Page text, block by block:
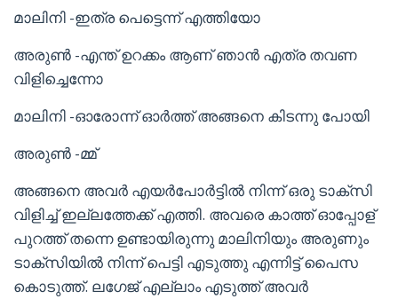
മാലിനി -ഇത്ര പെട്ടെന്ന് എത്തിയോ
അരുൺ -എന്ത് ഉറക്കം ആണ് ഞാൻ എത്ര തവണ
വിളിച്ചെന്നോ
മാലിനി -ഓരോന്ന് ഓർത്ത് അങ്ങനെ കിടന്നു പോയി
അരുൺ -മ്മ്
അങ്ങനെ അവർ എയർപോർട്ടിൽ നിന്ന് ഒരു ടാക്സി
വിളിച്ച് ഇല്ലത്തേക്ക് എത്തി. അവരെ കാത്ത് ഓപ്പോള്
പുറത്ത് തന്നെ ഉണ്ടായിരുന്നു മാലിനിയും അരുണും
ടാക്സിയിൽ നിന്ന് പെട്ടി എടുത്തു എന്നിട്ട് പൈസ
കൊടുത്ത്. ലഗേജ് എല്ലാം എടുത്ത് അവർ